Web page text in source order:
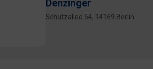
Denzinger
Schützallee 54, 14169 Berlin